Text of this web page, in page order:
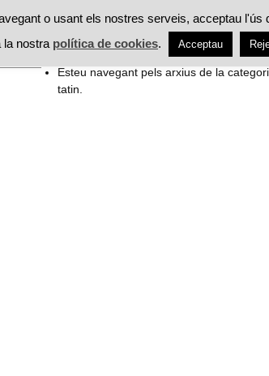
ALIMENTACIÓ
MOSSEGADES
Search
for:
Esteu navegant pels arxius de la
tatin.
o usant els nostres serveis, acceptau l'ús
la nostra política de cookies. Acceptau